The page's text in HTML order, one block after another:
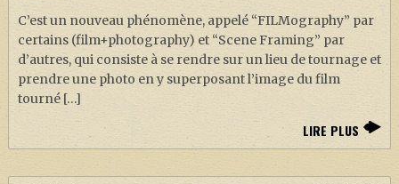
C’est un nouveau phénomène, appelé “FILMography” par
certains (film+photography) et “Scene Framing” par
d’autres, qui consiste à se rendre sur un lieu de tournage et
prendre une photo en y superposant l’image du film
tourné […]
LIRE PLUS